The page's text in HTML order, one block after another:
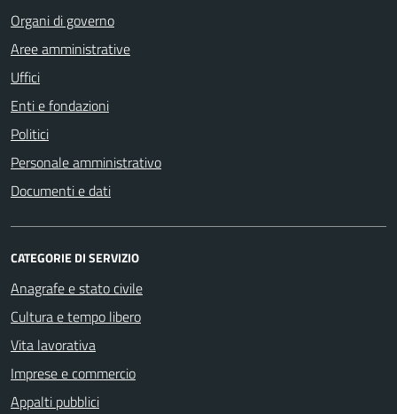
Organi di governo
Aree amministrative
Uffici
Enti e fondazioni
Politici
Personale amministrativo
Documenti e dati
CATEGORIE DI SERVIZIO
Anagrafe e stato civile
Cultura e tempo libero
Vita lavorativa
Imprese e commercio
Appalti pubblici